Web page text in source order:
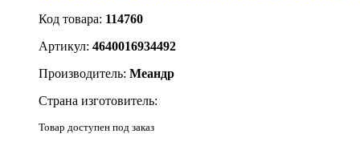
Код товара: 114760
Артикул: 4640016934492
Производитель: Меандр
Страна изготовитель:
Товар доступен под заказ